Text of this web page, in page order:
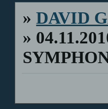
»DAVID
»